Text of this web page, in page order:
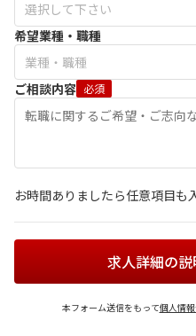
希望業種・職種
ご相談内容 必須
お時間ありましたら任意項目も
求人詳細の
本フォーム送信をもって個人情